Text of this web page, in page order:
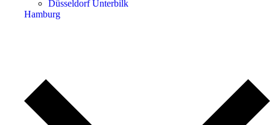
Düsseldorf Unterbilk
Hamburg